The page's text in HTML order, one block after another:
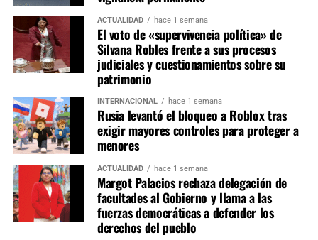
Estas designaciones representan la etapa de mayor
negociación política, pues las presidencias de comisiones
estratégicas como Constitución, Economía, Justicia y
Fiscalización suelen concentrar la mayor influencia en la
agenda legislativa.
La conformación de las comisiones marcará el equilibrio
de poder dentro del primer Congreso bicameral instalado
tras la reforma constitucional. Si bien Fuerza Popular
parte como la primera fuerza parlamentaria, la ausencia
de una mayoría absoluta obliga a construir consensos
con otras bancadas para conducir las comisiones más
relevantes y asegurar la viabilidad de las iniciativas
legislativas durante el periodo 2026-2027.
ACTUALIDAD hace 1 semana
El voto de «supervivencia política» de
Silvana Robles frente a sus procesos
judiciales y cuestionamientos sobre su
patrimonio
INTERNACIONAL hace 1 semana
Rusia levantó el bloqueo a Roblox tras
exigir mayores controles para proteger a
menores
ACTUALIDAD hace 1 semana
Margot Palacios rechaza delegación de
facultades al Gobierno y llama a las
fuerzas democráticas a defender los
derechos del pueblo